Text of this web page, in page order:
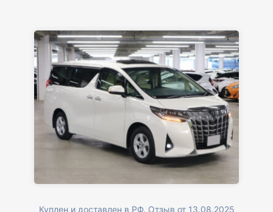
Куплен и доставлен в РФ. Отзыв от 13.08.2025